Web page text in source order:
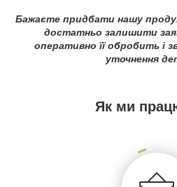
Бажаєте придбати нашу
достатньо залишити
оперативно її обробить і
уточнення
Як ми